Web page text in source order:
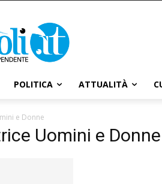
POLITICA ATTUALITÀ
e Donne
Uomini e Donne